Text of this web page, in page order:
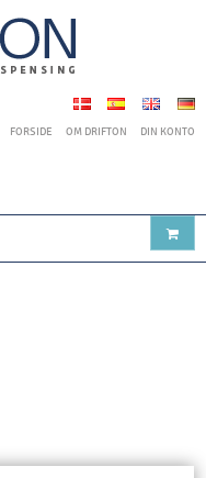
FORSIDE OM DRIFTON DIN KONTO